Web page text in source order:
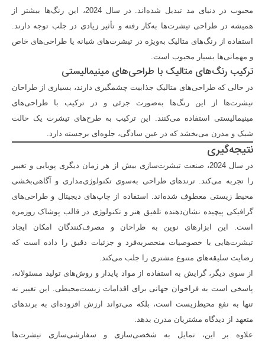
محبوب در دنیای مد تبدیل شده‌اند. در سال 2024، این رنگ‌ها بیشتر از
همیشه در طراحی تیشرت‌ها به‌کار رفته و تأثیر زیادی در جلب توجه دارند.
استفاده از رنگ‌های متالیک به‌ویژه در تیشرت‌های شبانه یا طراحی‌های خاص
و مهمانی‌ها بسیار محبوب است.
ترکیب رنگ‌های متالیک با طراحی‌های مینیمالیستی
در حالی که طراحی‌های متالیک جذابیت چشمگیری دارند، بسیاری از طراحان
تیشرت‌ها از این رنگ‌ها به‌صورت جزئی و در ترکیب با طراحی‌های
مینیمالیستی استفاده می‌کنند. این ترکیب به طرح‌های تیشرت یک حالت
شیک و مدرن می‌بخشد که در عین سادگی، جلوه‌ای برجسته دارد.
نتیجه‌گیری
در سال 2024، صنعت تیشرت‌سازی بیش از هر زمان دیگری پویایی و تغییر
را تجربه می‌کند. ترندهای طراحی به‌سوی تکنولوژی‌مداری و آگاهی‌بخشی
محیط زیستی معطوف شده‌اند. استفاده از چاپ‌های دیجیتال و طراحی‌های
گرافیکی پیچیده نشان‌دهنده تلفیق هنر و تکنولوژی در قالب پوشاک روزمره
است. این ابزارهای نوین به طراحان و مصرف‌کنندگان امکان ایجاد
تیشرت‌هایی با خصوصیات منحصربه‌فرد و جزئیات دقیق را داده است که
رضایت سلیقه‌های متنوع مشتری را جلب می‌کند.
از سوی دیگر، گرایش به استفاده از مواد پایدار و روش‌های تولید مسئولانه،
پاسخی است به فراخوان جهانی برای اقدامات زیست‌محیطی. این تغییر نه
تنها به نفع محیط‌زیست است، بلکه می‌تواند ارزش افزوده‌ای به برندهای
متعهد از دیدگاه مشتریان مدرن بدهد.
علاوه بر این، تمایل به شخصی‌سازی و سفارشی‌سازی تیشرت‌ها